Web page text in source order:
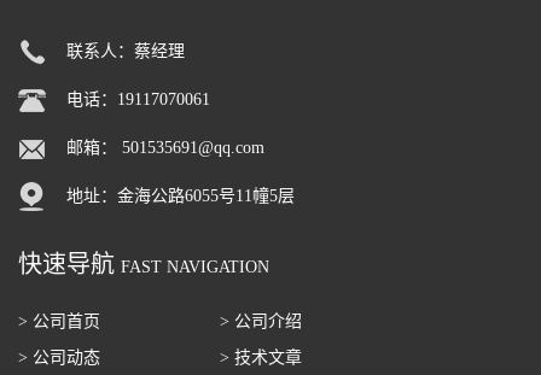
联系人：蔡经理
电话：19117070061
邮箱： 501535691@qq.com
地址：金海公路6055号11幢5层
快速导航 FAST NAVIGATION
> 公司首页
> 公司介绍
> 公司动态
> 技术文章